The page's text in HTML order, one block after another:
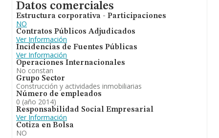
Datos comerciales
Estructura corporativa - Participaciones
NO
Contratos Públicos Adjudicados
Ver Información
Incidencias de Fuentes Públicas
Ver Información
Operaciones Internacionales
No constan
Grupo Sector
Construcción y actividades inmobiliarias
Número de empleados
0 (año 2014)
Responsabilidad Social Empresarial
Ver Información
Cotiza en Bolsa
NO